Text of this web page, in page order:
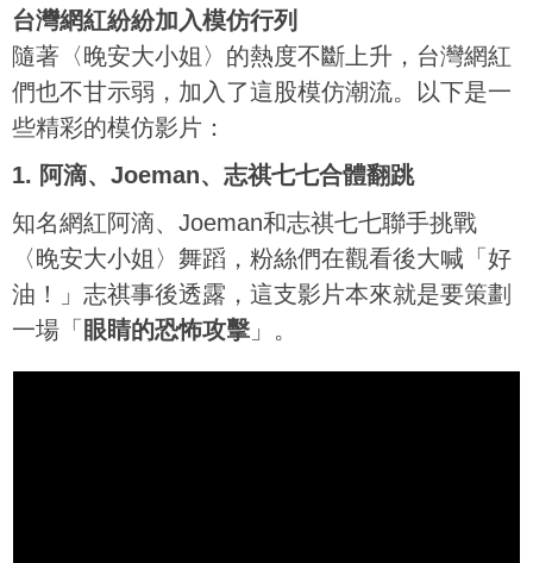
台灣網紅紛紛加入模仿行列
隨著〈晚安大小姐〉的熱度不斷上升，台灣網紅
們也不甘示弱，加入了這股模仿潮流。以下是一
些精彩的模仿影片：
1. 阿滴、Joeman、志祺七七合體翻跳
知名網紅阿滴、Joeman和志祺七七聯手挑戰
〈晚安大小姐〉舞蹈，粉絲們在觀看後大喊「好
油！」志祺事後透露，這支影片本來就是要策劃
一場「 眼睛的恐怖攻擊 」。